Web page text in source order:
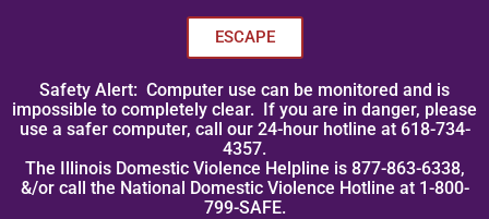
ESCAPE
Safety Alert: Computer use can be monitored and is
impossible to completely clear. If you are in danger, please
use a safer computer, call our 24-hour hotline at 618-734-
4357.
The Illinois Domestic Violence Helpline is 877-863-6338,
&/or call the National Domestic Violence Hotline at 1-800-
799-SAFE.